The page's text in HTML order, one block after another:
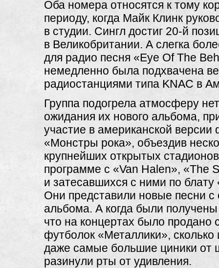
Оба номера относятся к тому
периоду, когда Майк Клинк
в студии. Сингл достиг 20-й
в Великобритании. А слегка
для радио песня «Eye Of The
немедленно была подхвачена
радиостанциями типа KNAC в
Группа подогрела атмосферу
ожидания их нового альбома,
участие в американской версии
«Монстры рока», объездив
крупнейших открытых
программе с «Van Halen», «The
и затесавшихся с ними по блату
Они представили новые песни с
альбома. А когда были
что на концертах было продано
футболок «Металлики», сколько
даже самые большие циники от
разинули рты от удивления.